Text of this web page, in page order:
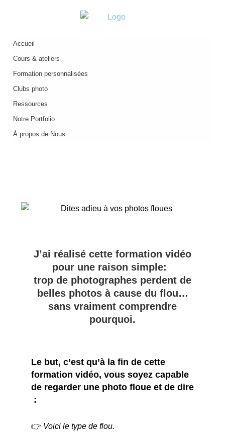
Accueil
Cours & ateliers
Formation personnalisées
Clubs photo
Ressources
Notre Portfolio
À propos de Nous
J’ai réalisé cette formation vidéo
pour une raison simple:
trop de photographes perdent de
belles photos à cause du flou…
sans vraiment comprendre
pourquoi.
Le but, c’est qu’à la fin de cette
formation vidéo, vous soyez capable
de regarder une photo floue et de dire
:
👉 Voici le type de flou.